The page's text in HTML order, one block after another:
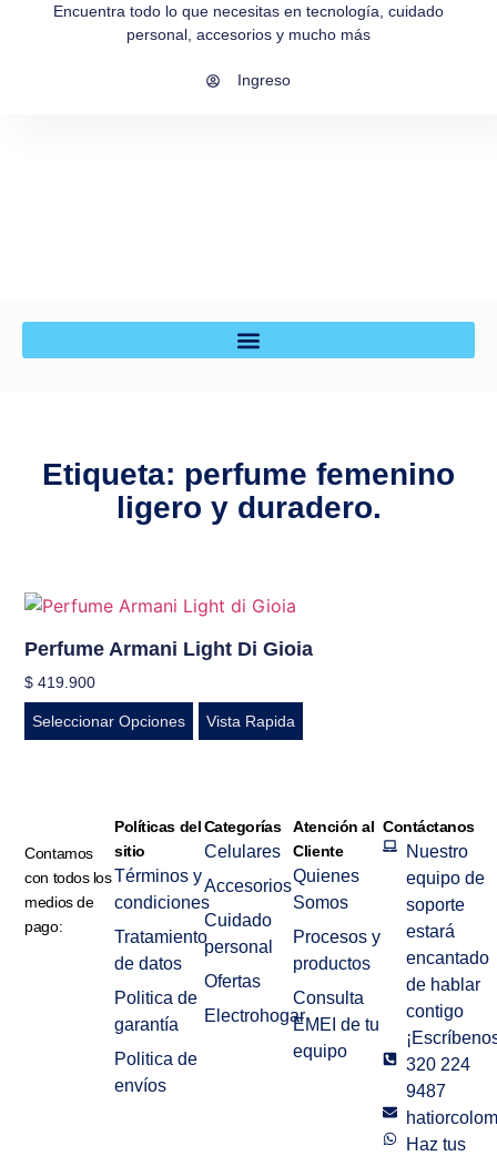
Encuentra todo lo que necesitas en tecnología, cuidado
personal, accesorios y mucho más
Ingreso
Etiqueta: perfume femenino
ligero y duradero.
Perfume Armani Light Di Gioia
$ 419.900
Seleccionar Opciones Vista Rapida
Contamos
con todos los
medios de
pago:
Políticas del
sitio
Términos y
condiciones
Tratamiento
de datos
Politica de
garantía
Politica de
envíos
Categorías
Celulares
Accesorios
Cuidado
personal
Ofertas
Electrohogar
Atención al
Cliente
Quienes
Somos
Procesos y
productos
Consulta
EMEI de tu
equipo
Contáctanos
Nuestro
equipo de
soporte
estará
encantado
de hablar
contigo
320 224
9487
Haz tus